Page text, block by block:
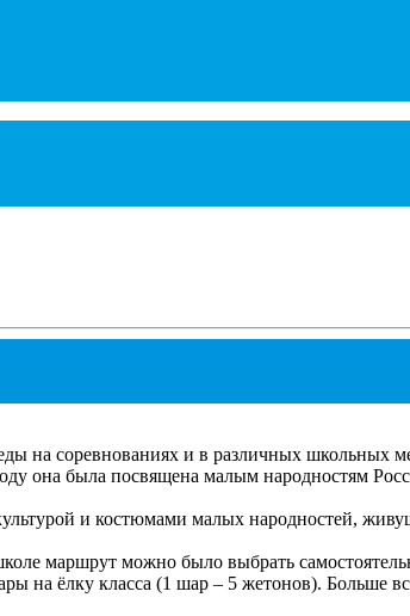
на соревнованиях и в различных школьных
она была посвящена малым народностям
и костюмами малых народностей,
маршрут можно было выбрать
на ёлку класса (1 шар – 5 жетонов). Больше